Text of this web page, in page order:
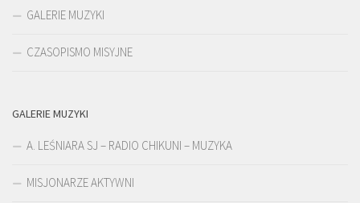
GALERIE MUZYKI
CZASOPISMO MISYJNE
GALERIE MUZYKI
A. LEŚNIARA SJ – RADIO CHIKUNI – MUZYKA
MISJONARZE AKTYWNI